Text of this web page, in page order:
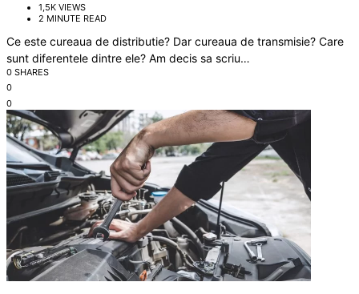
1,5K VIEWS
2 MINUTE READ
Ce este cureaua de distributie? Dar cureaua de transmisie? Care
sunt diferentele dintre ele? Am decis sa scriu…
0 SHARES
0
0